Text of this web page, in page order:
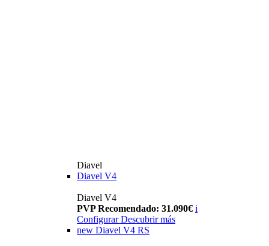
Diavel
Diavel V4
Diavel V4
PVP Recomendado: 31.090€ i
Configurar Descubrir más
new Diavel V4 RS